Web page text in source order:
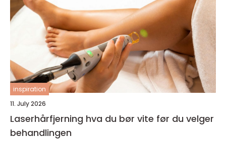
inspiration
11. July 2026
Laserhårfjerning hva du bør vite før du velger
behandlingen